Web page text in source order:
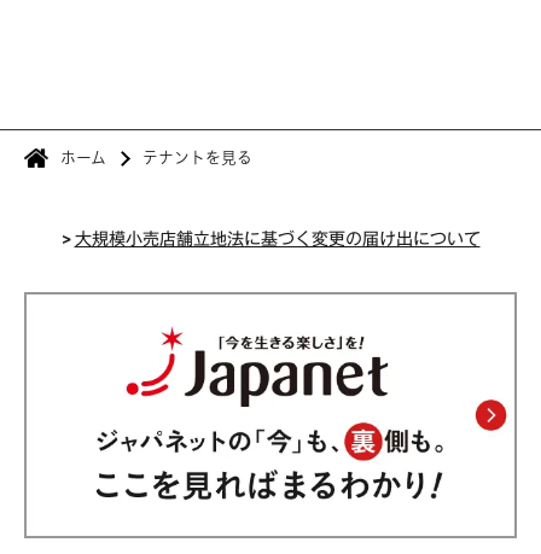
ホーム テナントを見る
>大規模小売店舗立地法に基づく変更の届け出について